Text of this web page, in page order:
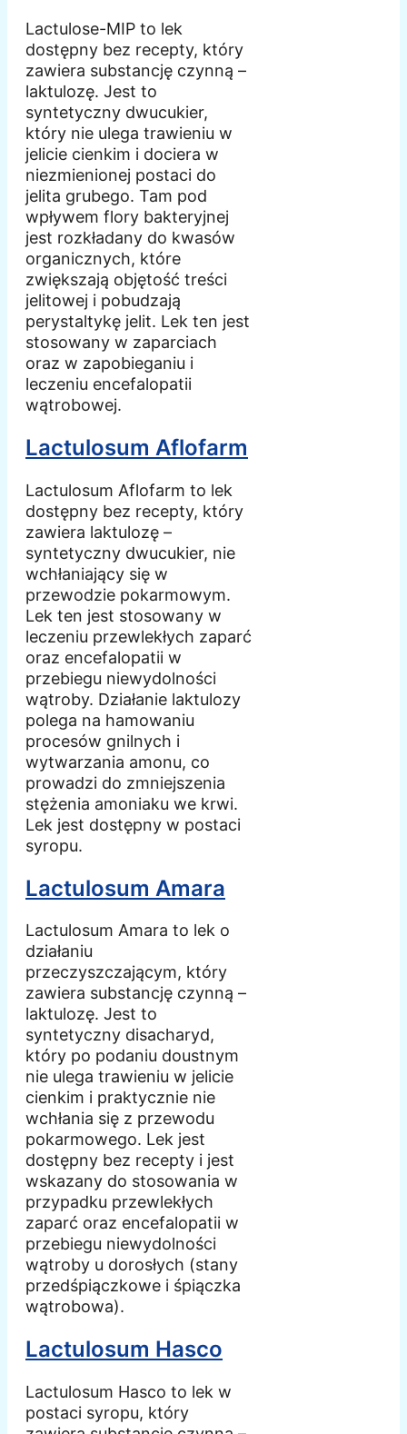
Lactulose-MIP to lek
dostępny bez recepty, który
zawiera substancję czynną –
laktulozę. Jest to
syntetyczny dwucukier,
który nie ulega trawieniu w
jelicie cienkim i dociera w
niezmienionej postaci do
jelita grubego. Tam pod
wpływem flory bakteryjnej
jest rozkładany do kwasów
organicznych, które
zwiększają objętość treści
jelitowej i pobudzają
perystaltykę jelit. Lek ten jest
stosowany w zaparciach
oraz w zapobieganiu i
leczeniu encefalopatii
wątrobowej.
Lactulosum Aflofarm
Lactulosum Aflofarm to lek
dostępny bez recepty, który
zawiera laktulozę –
syntetyczny dwucukier, nie
wchłaniający się w
przewodzie pokarmowym.
Lek ten jest stosowany w
leczeniu przewlekłych zaparć
oraz encefalopatii w
przebiegu niewydolności
wątroby. Działanie laktulozy
polega na hamowaniu
procesów gnilnych i
wytwarzania amonu, co
prowadzi do zmniejszenia
stężenia amoniaku we krwi.
Lek jest dostępny w postaci
syropu.
Lactulosum Amara
Lactulosum Amara to lek o
działaniu
przeczyszczającym, który
zawiera substancję czynną –
laktulozę. Jest to
syntetyczny disacharyd,
który po podaniu doustnym
nie ulega trawieniu w jelicie
cienkim i praktycznie nie
wchłania się z przewodu
pokarmowego. Lek jest
dostępny bez recepty i jest
wskazany do stosowania w
przypadku przewlekłych
zaparć oraz encefalopatii w
przebiegu niewydolności
wątroby u dorosłych (stany
przedśpiączkowe i śpiączka
wątrobowa).
Lactulosum Hasco
Lactulosum Hasco to lek w
postaci syropu, który